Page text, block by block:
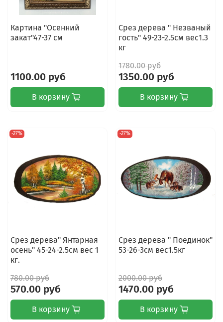
Картина "Осенний
закат"47-37 см
1100.00 руб
В корзину
Срез дерева " Незваный
гость" 49-23-2.5см вес1.3
кг
1780.00 руб
1350.00 руб
В корзину
-27%
Срез дерева" Янтарная
осень" 45-24-2.5см вес 1
кг.
780.00 руб
570.00 руб
В корзину
-27%
Срез дерева " Поединок"
53-26-3см вес1.5кг
2000.00 руб
1470.00 руб
В корзину